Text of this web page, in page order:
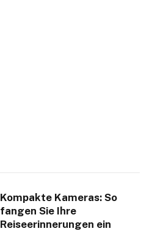
Kompakte Kameras: So
fangen Sie Ihre
Reiseerinnerungen ein